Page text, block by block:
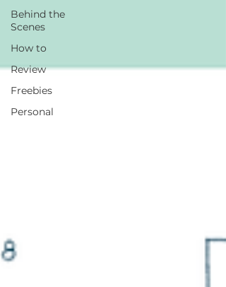
Behind the
Scenes
How to
Review
Freebies
Personal